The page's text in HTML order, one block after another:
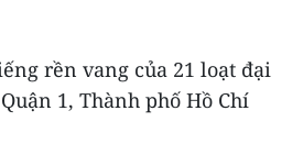
rền vang của 21 loạt đại
1, Thành phố Hồ Chí